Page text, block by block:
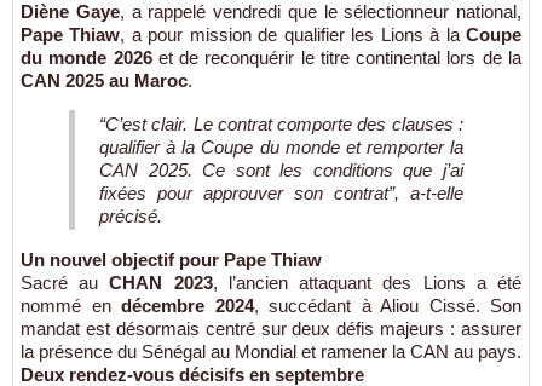
Diène Gaye, a rappelé vendredi que le sélectionneur national,
Pape Thiaw, a pour mission de qualifier les Lions à laCoupe
du monde 2026et de reconquérir le titre continental lors de la
CAN 2025 au Maroc.
“C’est clair. Le contrat comporte des clauses :
qualifier à la Coupe du monde et remporter la
CAN 2025. Ce sont les conditions que j’ai
fixées pour approuver son contrat”, a-t-elle
précisé.
Un nouvel objectif pour Pape Thiaw
Sacré auCHAN 2023, l’ancien attaquant des Lions a été
nommé en décembre 2024, succédant à Aliou Cissé. Son
mandat est désormais centré sur deux défis majeurs : assurer
la présence du Sénégal au Mondial et ramener la CAN au pays.
Deux rendez-vous décisifs en septembre